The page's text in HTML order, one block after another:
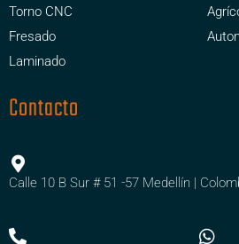
Torno CNC
Fresado
Laminado
Contacto
Calle 10 B Sur # 51 -57 Medellín |